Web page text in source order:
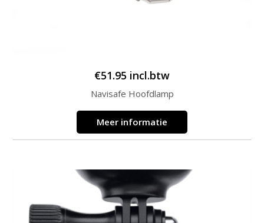
€51.95 incl.btw
Navisafe Hoofdlamp
Meer informatie